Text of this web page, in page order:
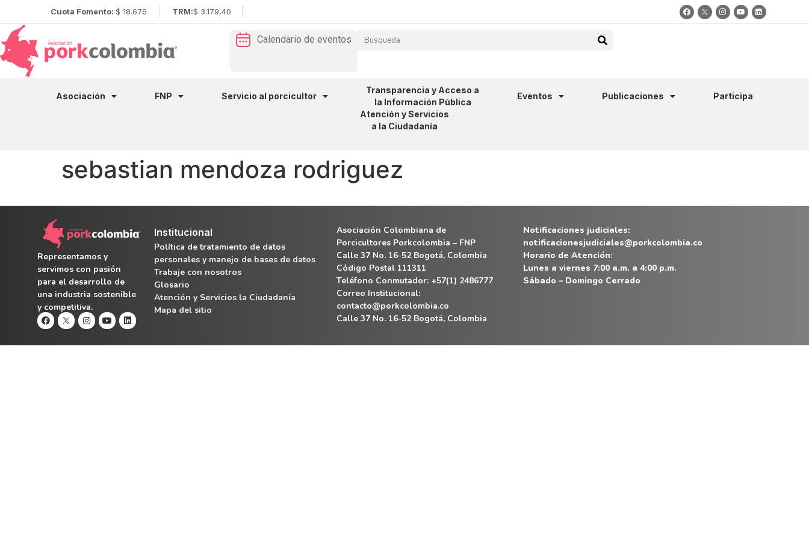
Cuota Fomento: $ 18.676 TRM:$ 3.179,40
Calendario de eventos
Asociación FNP Servicio al porcicultor
Transparencia y Acceso a
la Información Pública
Eventos Publicaciones
Participa
Atención y Servicios
a la Ciudadanía
sebastian mendoza rodriguez
Representamos y
servimos con pasión
para el desarrollo de
una industria sostenible
y competitiva.
Institucional
Política de tratamiento de datos
personales y manejo de bases de datos
Trabaje con nosotros
Glosario
Atención y Servicios la Ciudadanía
Mapa del sitio
Asociación Colombiana de
Porcicultores Porkcolombia – FNP
Calle 37 No. 16-52 Bogotá, Colombia
Código Postal 111311
Teléfono Conmutador: +57(1) 2486777
Correo Institucional:
contacto@porkcolombia.co
Calle 37 No. 16-52 Bogotá, Colombia
Notificaciones judiciales:
notificacionesjudiciales@porkcolombia.co
Horario de Atención:
Lunes a viernes 7:00 a.m. a 4:00 p.m.
Sábado – Domingo Cerrado